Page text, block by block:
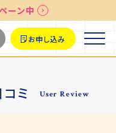
ーン中
届け7日後
お申し込み
ミ
User Review